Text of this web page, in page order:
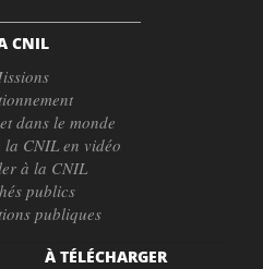
CNIL
dans le monde
la CNIL en vidéo
à la CNIL
publics
publiques
À TÉLÉCHARGER